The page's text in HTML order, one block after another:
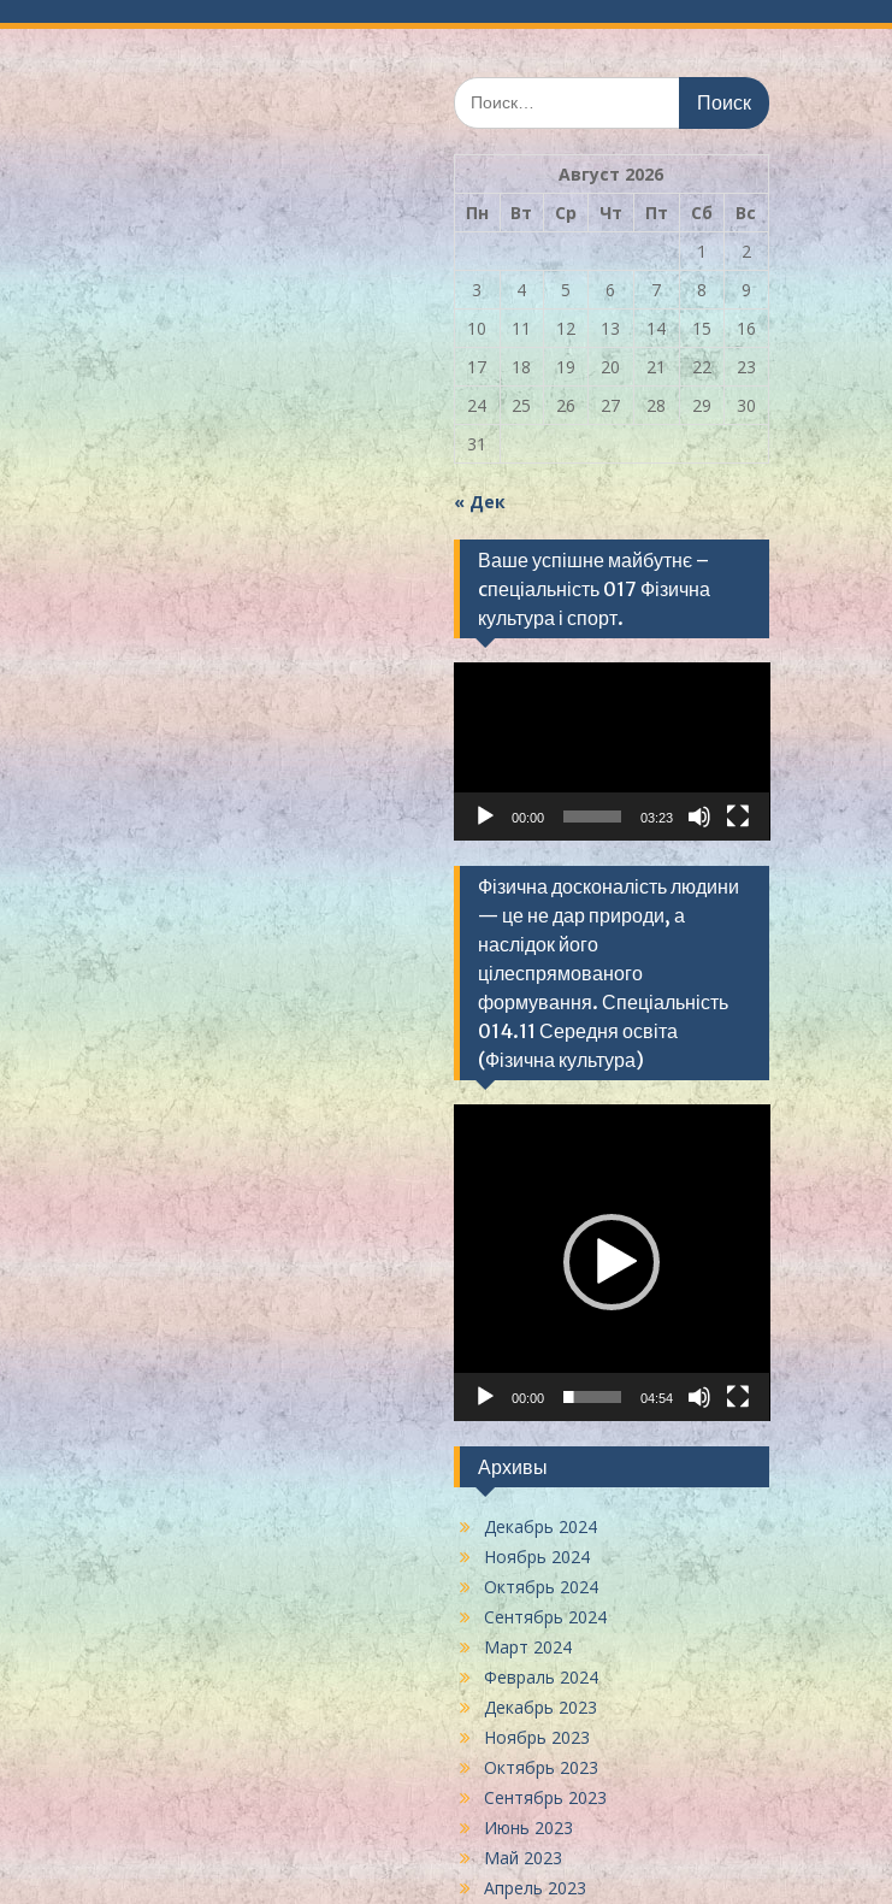
Искать:
Август 2026
Пн
Вт Ср Чт Пт Сб
Вс
1
2
3
4 5 6 7 8
9
10
11 12 13 14 15
16
17
18 19 20 21 22
23
24
25 26 27 28 29
30
31
« Дек
Ваше успішне майбутнє –
cпеціальність 017 Фізична
культура і спорт.
Видеоплеер
00:00 03:23
Фізична досконалість людини
— це не дар природи, а
наслідок його
цілеспрямованого
формування. Спеціальність
014.11 Середня освіта
(Фізична культура)
00:00 04:54
Архивы
Декабрь 2024
Ноябрь 2024
Октябрь 2024
Сентябрь 2024
Март 2024
Февраль 2024
Декабрь 2023
Ноябрь 2023
Октябрь 2023
Сентябрь 2023
Июнь 2023
Май 2023
Апрель 2023